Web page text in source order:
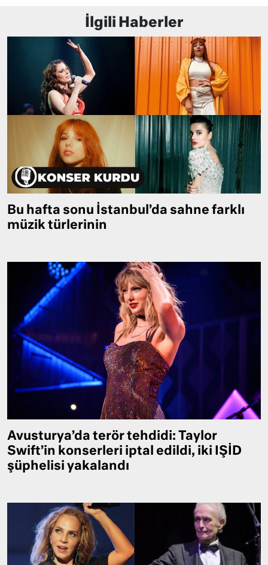
İlgili Haberler
Bu hafta sonu İstanbul’da sahne farklı
müzik türlerinin
Avusturya’da terör tehdidi: Taylor
Swift’in konserleri iptal edildi, iki IŞİD
şüphelisi yakalandı